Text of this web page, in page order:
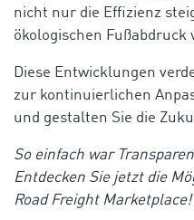
nicht nur die Effizienz
ökologischen Fußabdruck
Diese Entwicklungen
zur kontinuierlichen
und gestalten Sie die
So einfach war
Entdecken Sie jetzt die
Road Freight Marketplace!